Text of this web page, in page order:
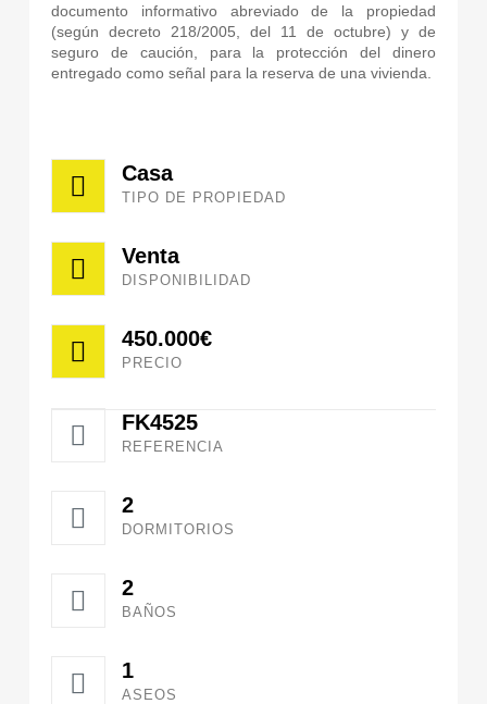
documento informativo abreviado de la propiedad
(según decreto 218/2005, del 11 de octubre) y de
seguro de caución, para la protección del dinero
entregado como señal para la reserva de una vivienda.
Casa
TIPO DE PROPIEDAD
Venta
DISPONIBILIDAD
450.000€
PRECIO
FK4525
REFERENCIA
2
DORMITORIOS
2
BAÑOS
1
ASEOS